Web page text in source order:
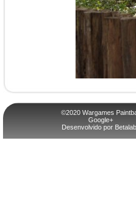
©2020 Wargames
Google+
Desenvolvido por